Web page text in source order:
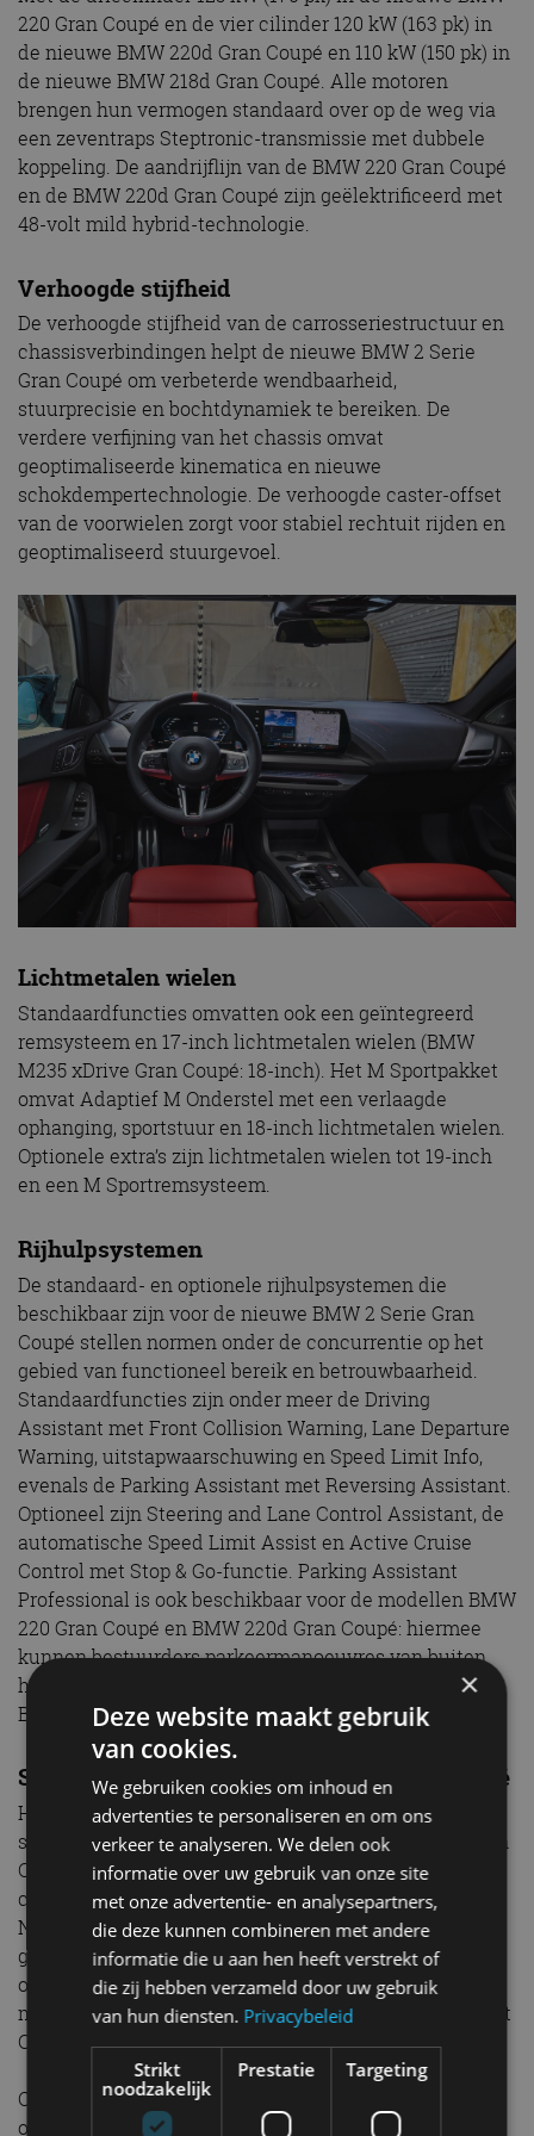
220 Gran Coupé en de vier cilinder 120 kW (163 pk) in
de nieuwe BMW 220d Gran Coupé en 110 kW (150 pk) in
de nieuwe BMW 218d Gran Coupé. Alle motoren
brengen hun vermogen standaard over op de weg via
een zeventraps Steptronic-transmissie met dubbele
koppeling. De aandrijflijn van de BMW 220 Gran Coupé
en de BMW 220d Gran Coupé zijn geëlektrificeerd met
48-volt mild hybrid-technologie.
Verhoogde stijfheid
De verhoogde stijfheid van de carrosseriestructuur en
chassisverbindingen helpt de nieuwe BMW 2 Serie
Gran Coupé om verbeterde wendbaarheid,
stuurprecisie en bochtdynamiek te bereiken. De
verdere verfijning van het chassis omvat
geoptimaliseerde kinematica en nieuwe
schokdempertechnologie. De verhoogde caster-offset
van de voorwielen zorgt voor stabiel rechtuit rijden en
geoptimaliseerd stuurgevoel.
Lichtmetalen wielen
Standaardfuncties omvatten ook een geïntegreerd
remsysteem en 17-inch lichtmetalen wielen (BMW
M235 xDrive Gran Coupé: 18-inch). Het M Sportpakket
omvat Adaptief M Onderstel met een verlaagde
ophanging, sportstuur en 18-inch lichtmetalen wielen.
Optionele extra’s zijn lichtmetalen wielen tot 19-inch
en een M Sportremsysteem.
Rijhulpsystemen
De standaard- en optionele rijhulpsystemen die
beschikbaar zijn voor de nieuwe BMW 2 Serie Gran
Coupé stellen normen onder de concurrentie op het
gebied van functioneel bereik en betrouwbaarheid.
Standaardfuncties zijn onder meer de Driving
Assistant met Front Collision Warning, Lane Departure
Warning, uitstapwaarschuwing en Speed Limit Info,
evenals de Parking Assistant met Reversing Assistant.
Optioneel zijn Steering and Lane Control Assistant, de
automatische Speed Limit Assist en Active Cruise
Control met Stop & Go-functie. Parking Assistant
Professional is ook beschikbaar voor de modellen BMW
220 Gran Coupé en BMW 220d Gran Coupé: hiermee
kunnen bestuurders parkeermanoeuvres van buiten
hun voertuig bedienen met een smartphone en de My
BMW App.
Standaarduitrusting BMW 2 Serie Gran Coupé
Het aanzienlijk uitgebreide assortiment
standaarduitrusting voor de nieuwe BMW 2 Serie Gran
Coupé omvat ook BMW Live Cockpit Plus met het
cloudgebaseerde navigatiesysteem BMW Maps.
Nieuwe optionele uitrustingspakketten maken
gerichte personalisatie mogelijk. Het Innovation Pack
omvat bijvoorbeeld BMW Live Cockpit Professional
met BMW Head-Up Display en Augmented View op het
Control Display, evenals Parking Assistant Plus.
Onderdelen van het Premium Pack zijn draadloos
opladen, Comfort Access, logolichtprojectie vanuit de
×
Deze website maakt gebruik
van cookies.
We gebruiken cookies om inhoud en
advertenties te personaliseren en om ons
verkeer te analyseren. We delen ook
informatie over uw gebruik van onze site
met onze advertentie- en analysepartners,
die deze kunnen combineren met andere
informatie die u aan hen heeft verstrekt of
die zij hebben verzameld door uw gebruik
van hun diensten. Privacybeleid
Strikt
noodzakelijk
Prestatie Targeting